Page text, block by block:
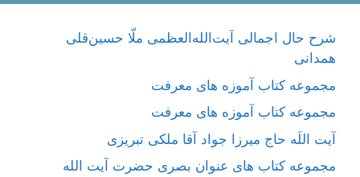
شرح حال اجمالی آیت‌الله‌العظمی ملّا حسین‌قلی
همدانی
مجموعه کتاب آموزه های معرفت
مجموعه کتاب آموزه های معرفت
آیت اللَه حاج میرزا جواد آقا ملکی تبریزی
مجموعه کتاب های عنوان بصری حضرت آیت الله